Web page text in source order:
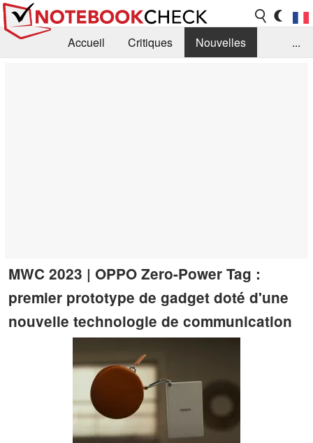
Accueil Critiques
Nouvelles
...
MWC 2023 | OPPO Zero-Power Tag :
premier prototype de gadget doté d'une
nouvelle technologie de communication